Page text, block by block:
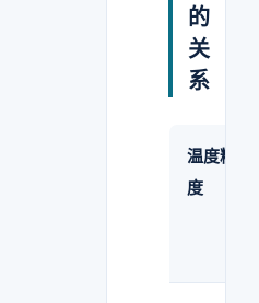
的
关
系
温度精
度